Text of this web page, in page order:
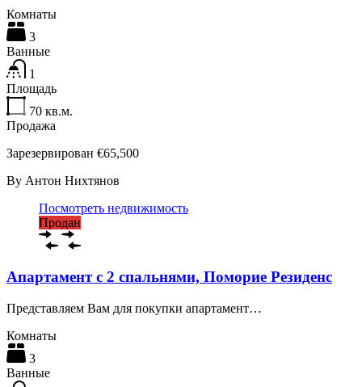
Комнаты
3
Ванные
1
Площадь
70 кв.м.
Продажа
Зарезервирован €65,500
By Антон Нихтянов
Посмотреть недвижимость
Продан
Апартамент с 2 спальнями, Поморие Резиденс
Представляем Вам для покупки апартамент…
Комнаты
3
Ванные